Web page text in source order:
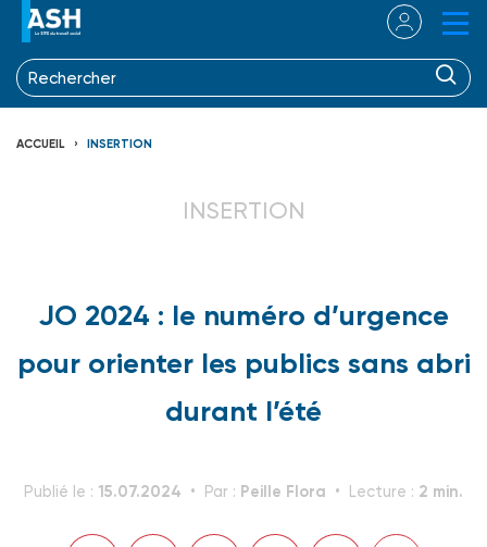
ACCUEIL INSERTION
INSERTION
JO 2024 : le numéro d’urgence
pour orienter les publics sans abri
durant l’été
Publié le : 15.07.2024 Par : Peille Flora Lecture : 2 min.